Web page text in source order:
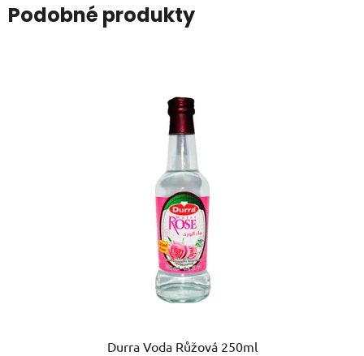
Podobné produkty
Durra Voda Růžová 250ml